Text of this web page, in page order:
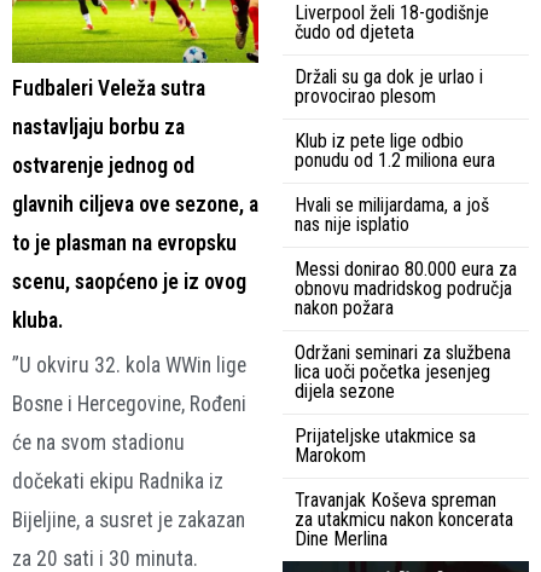
Fudbaleri Veleža sutra
nastavljaju borbu za
ostvarenje jednog od
glavnih ciljeva ove sezone, a
to je plasman na evropsku
scenu, saopćeno je iz ovog
kluba.
”U okviru 32. kola WWin lige
Bosne i Hercegovine, Rođeni
će na svom stadionu
dočekati ekipu Radnika iz
Bijeljine, a susret je zakazan
za 20 sati i 30 minuta.
Liverpool želi 18-godišnje
čudo od djeteta
Držali su ga dok je urlao i
provocirao plesom
Klub iz pete lige odbio
ponudu od 1.2 miliona eura
Hvali se milijardama, a još
nas nije isplatio
Messi donirao 80.000 eura za
obnovu madridskog područja
nakon požara
Održani seminari za službena
lica uoči početka jesenjeg
dijela sezone
Prijateljske utakmice sa
Marokom
Travanjak Koševa spreman
za utakmicu nakon koncerata
Dine Merlina